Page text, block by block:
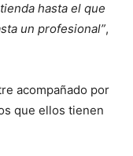
hasta el que
un profesional”,
acompañado por
que ellos tienen